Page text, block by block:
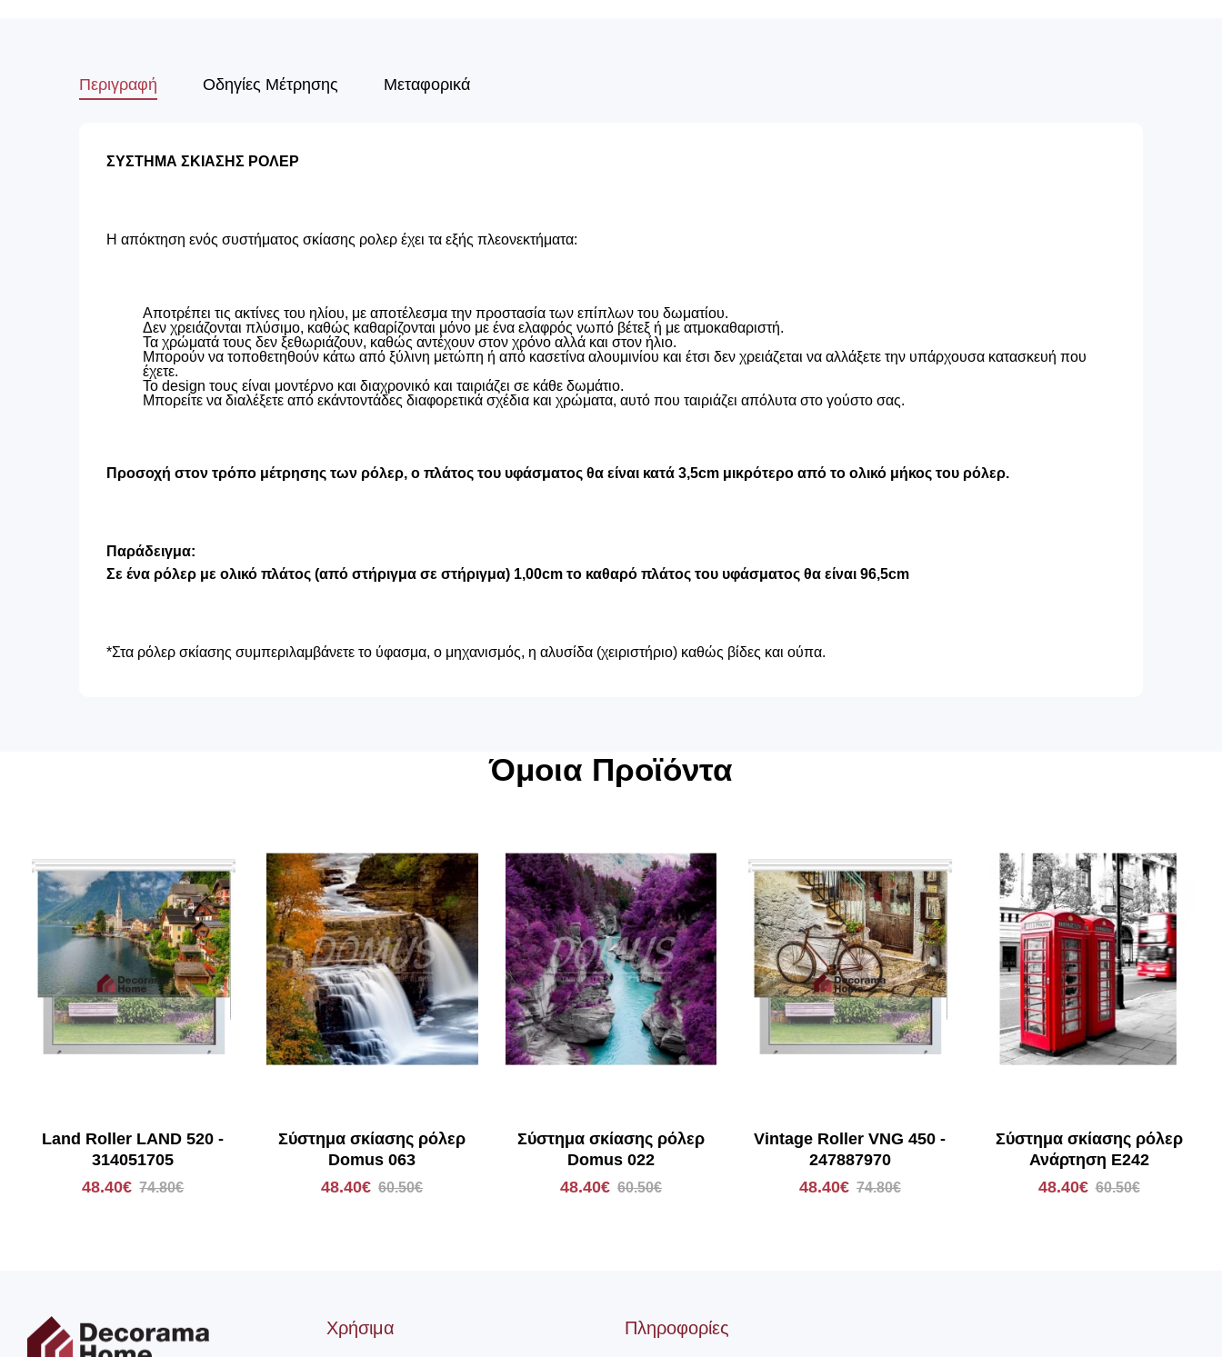
Περιγραφή Οδηγίες Μέτρησης Μεταφορικά
ΣΥΣΤΗΜΑ ΣΚΙΑΣΗΣ ΡΟΛΕΡ
Η απόκτηση ενός συστήματος σκίασης ρολερ έχει τα εξής πλεονεκτήματα:
Αποτρέπει τις ακτίνες του ηλίου, με αποτέλεσμα την προστασία των επίπλων του δωματίου.
Δεν χρειάζονται πλύσιμο, καθώς καθαρίζονται μόνο με ένα ελαφρός νωπό βέτεξ ή με ατμοκαθαριστή.
Τα χρώματά τους δεν ξεθωριάζουν, καθώς αντέχουν στον χρόνο αλλά και στον ήλιο.
Μπορούν να τοποθετηθούν κάτω από ξύλινη μετώπη ή από κασετίνα αλουμινίου και έτσι δεν χρειάζεται να αλλάξετε την υπάρχουσα κατασκευή που
έχετε.
Το design τους είναι μοντέρνο και διαχρονικό και ταιριάζει σε κάθε δωμάτιο.
Μπορείτε να διαλέξετε από εκάντοντάδες διαφορετικά σχέδια και χρώματα, αυτό που ταιριάζει απόλυτα στο γούστο σας.
Προσοχή στον τρόπο μέτρησης των ρόλερ, ο πλάτος του υφάσματος θα είναι κατά 3,5cm μικρότερο από το ολικό μήκος του ρόλερ.
Παράδειγμα:
Σε ένα ρόλερ με ολικό πλάτος (από στήριγμα σε στήριγμα) 1,00cm το καθαρό πλάτος του υφάσματος θα είναι 96,5cm
*Στα ρόλερ σκίασης συμπεριλαμβάνετε το ύφασμα, ο μηχανισμός, η αλυσίδα (χειριστήριο) καθώς βίδες και ούπα.
Όμοια Προϊόντα
Land Roller LAND 520 -
314051705
48.40€ 74.80€
Σύστημα σκίασης ρόλερ
Domus 063
48.40€ 60.50€
Σύστημα σκίασης ρόλερ
Domus 022
48.40€ 60.50€
Vintage Roller VNG 450 -
247887970
48.40€ 74.80€
Σύστημα σκίασης ρόλερ
Ανάρτηση E242
48.40€ 60.50€
Χρήσιμα Πληροφορίες